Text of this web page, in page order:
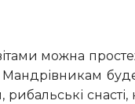
снасті,